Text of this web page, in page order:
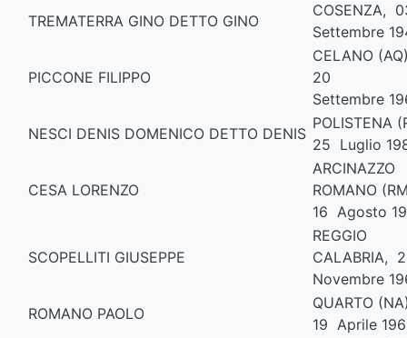
TREMATERRA GINO DETTO GINO
COSENZA,
Settembre
PICCONE FILIPPO
CELANO
20
Settembre
NESCI DENIS DOMENICO DETTO DENIS
POLISTENA
25 Luglio
CESA LORENZO
ARCINAZZO
ROMANO
16 Agosto
SCOPELLITI GIUSEPPE
REGGIO
CALABRIA,
Novembre
ROMANO PAOLO
QUARTO
19 Aprile